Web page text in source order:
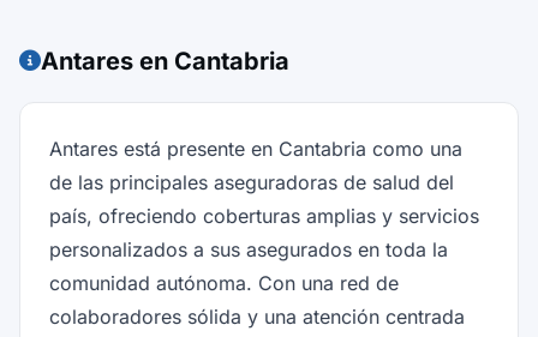
Antares en Cantabria
Antares está presente en Cantabria como una
de las principales aseguradoras de salud del
país, ofreciendo coberturas amplias y servicios
personalizados a sus asegurados en toda la
comunidad autónoma. Con una red de
colaboradores sólida y una atención centrada